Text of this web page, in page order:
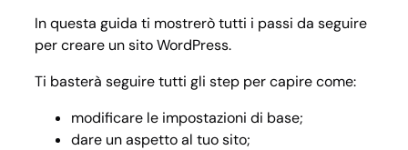
In questa guida ti mostrerò tutti i passi da seguire
per creare un sito WordPress.
Ti basterà seguire tutti gli step per capire come:
modificare le impostazioni di base;
dare un aspetto al tuo sito;